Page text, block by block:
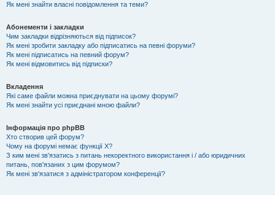
Як мені знайти власні повідомлення та теми?
Абонементи і закладки
Чим закладки відрізняються від підписок?
Як мені зробити закладку або підписатись на певні форуми?
Як мені підписатись на певний форум?
Як мені відмовитись від підписки?
Вкладення
Які саме файли можна приєднувати на цьому форумі?
Як мені знайти усі приєднані мною файли?
Інформація про phpBB
Хто створив цей форум?
Чому на форумі немає функції X?
З ким мені зв'язатись з питань некоректного використання і / або юридичних
питань, пов'язаних з цим форумом?
Як мені зв'язатися з адміністратором конференції?